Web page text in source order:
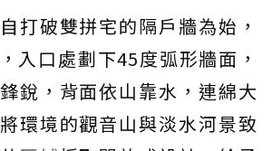
打破雙拼宅的隔戶牆為始，
入口處劃下45度弧形牆面，
銳，背面依山靠水，連綿大
環境的觀音山與淡水河景致